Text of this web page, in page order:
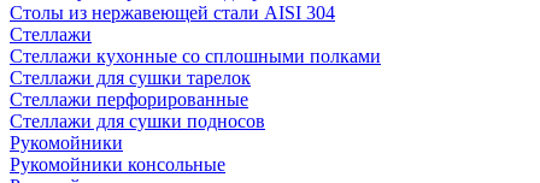
Столы из нержавеющей стали AISI 304
Стеллажи
Стеллажи кухонные со сплошными полками
Стеллажи для сушки тарелок
Стеллажи перфорированные
Стеллажи для сушки подносов
Рукомойники
Рукомойники консольные